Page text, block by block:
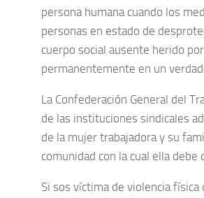
persona humana cuando los
personas en estado de
cuerpo social ausente herido
permanentemente en un
La Confederación General del
de las instituciones sindicales
de la mujer trabajadora y su
comunidad con la cual ella debe
Si sos víctima de violencia física